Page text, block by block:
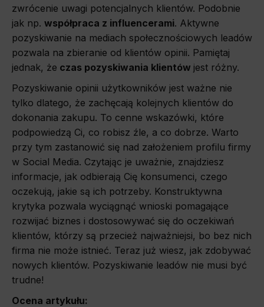
zwrócenie uwagi potencjalnych klientów. Podobnie
jak np. współpraca z influencerami. Aktywne
pozyskiwanie na mediach społecznościowych leadów
pozwala na zbieranie od klientów opinii. Pamiętaj
jednak, że czas pozyskiwania klientów jest różny.
Pozyskiwanie opinii użytkowników jest ważne nie
tylko dlatego, że zachęcają kolejnych klientów do
dokonania zakupu. To cenne wskazówki, które
podpowiedzą Ci, co robisz źle, a co dobrze. Warto
przy tym zastanowić się nad założeniem profilu firmy
w Social Media. Czytając je uważnie, znajdziesz
informacje, jak odbierają Cię konsumenci, czego
oczekują, jakie są ich potrzeby. Konstruktywna
krytyka pozwala wyciągnąć wnioski pomagające
rozwijać biznes i dostosowywać się do oczekiwań
klientów, którzy są przecież najważniejsi, bo bez nich
firma nie może istnieć. Teraz już wiesz, jak zdobywać
nowych klientów. Pozyskiwanie leadów nie musi być
trudne!
Ocena artykułu: